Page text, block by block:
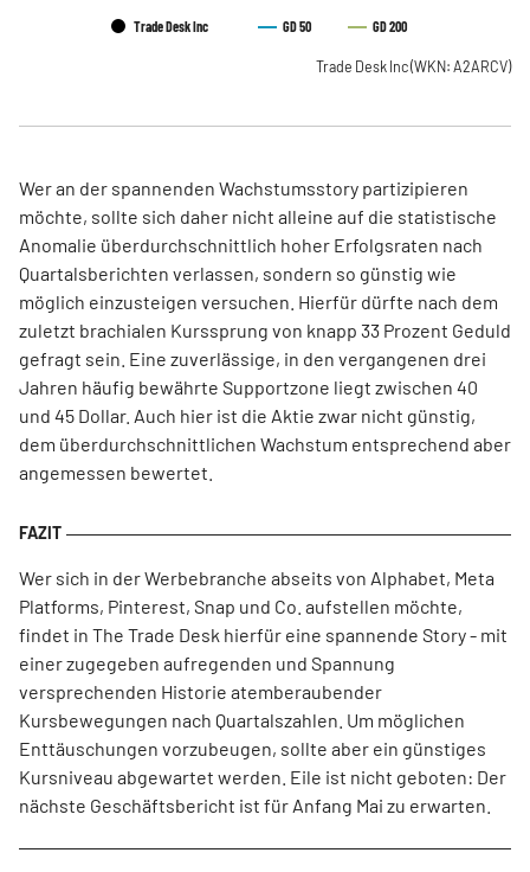
Trade Desk Inc GD 50 GD 200
Trade Desk Inc(WKN: A2ARCV)
Wer an der spannenden Wachstumsstory partizipieren
möchte, sollte sich daher nicht alleine auf die statistische
Anomalie überdurchschnittlich hoher Erfolgsraten nach
Quartalsberichten verlassen, sondern so günstig wie
möglich einzusteigen versuchen. Hierfür dürfte nach dem
zuletzt brachialen Kurssprung von knapp 33 Prozent Geduld
gefragt sein. Eine zuverlässige, in den vergangenen drei
Jahren häufig bewährte Supportzone liegt zwischen 40
und 45 Dollar. Auch hier ist die Aktie zwar nicht günstig,
dem überdurchschnittlichen Wachstum entsprechend aber
angemessen bewertet.
Wer sich in der Werbebranche abseits von Alphabet, Meta
Platforms, Pinterest, Snap und Co. aufstellen möchte,
findet in The Trade Desk hierfür eine spannende Story - mit
einer zugegeben aufregenden und Spannung
versprechenden Historie atemberaubender
Kursbewegungen nach Quartalszahlen. Um möglichen
Enttäuschungen vorzubeugen, sollte aber ein günstiges
Kursniveau abgewartet werden. Eile ist nicht geboten: Der
nächste Geschäftsbericht ist für Anfang Mai zu erwarten.